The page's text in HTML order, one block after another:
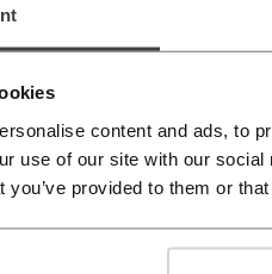
content and ads, to
use of our site with our
you’ve provided to them or